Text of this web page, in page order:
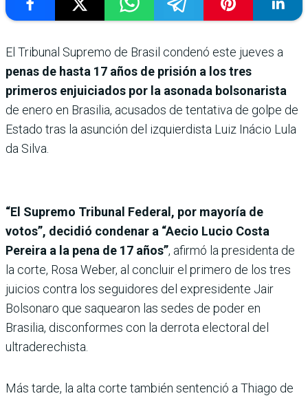
El Tribunal Supremo de Brasil condenó este jueves a
penas de hasta 17 años de prisión a los tres
primeros enjuiciados por la asonada bolsonarista
de enero en Brasilia, acusados de tentativa de golpe de
Estado tras la asunción del izquierdista Luiz Inácio Lula
da Silva.
“El Supremo Tribunal Federal, por mayoría de
votos”, decidió condenar a “Aecio Lucio Costa
Pereira a la pena de 17 años”, afirmó la presidenta de
la corte, Rosa Weber, al concluir el primero de los tres
juicios contra los seguidores del expresidente Jair
Bolsonaro que saquearon las sedes de poder en
Brasilia, disconformes con la derrota electoral del
ultraderechista.
Más tarde, la alta corte también sentenció a Thiago de